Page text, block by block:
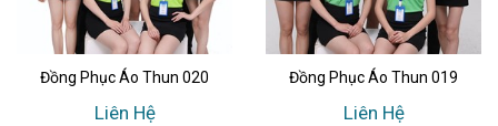
Đồng Phục Áo Thun 020
Liên Hệ
Đồng Phục Áo Thun 019
Liên Hệ